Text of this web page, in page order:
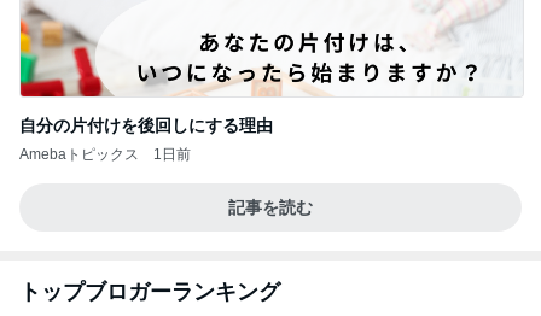
自分の片付けを後回しにする理由
Amebaトピックス 1日前
記事を読む
トップブロガーランキング